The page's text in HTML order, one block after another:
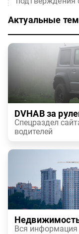
Актуальные
DVHAB за
Спецраздел
водителей
Вся информация